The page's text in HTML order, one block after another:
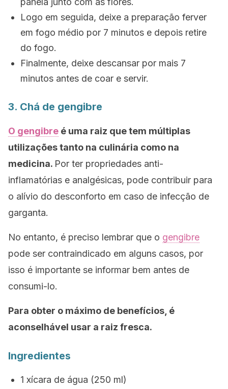
Logo em seguida, deixe a preparação ferver
em fogo médio por 7 minutos e depois retire
do fogo.
Finalmente, deixe descansar por mais 7
minutos antes de coar e servir.
3. Chá de gengibre
O gengibre é uma raiz que tem múltiplas
utilizações tanto na culinária como na
medicina. Por ter propriedades anti-
inflamatórias e analgésicas, pode contribuir para
o alívio do desconforto em caso de infecção de
garganta.
No entanto, é preciso lembrar que o gengibre
pode ser contraindicado em alguns casos, por
isso é importante se informar bem antes de
consumi-lo.
Para obter o máximo de benefícios, é
aconselhável usar a raiz fresca.
Ingredientes
1 xícara de água (250 ml)